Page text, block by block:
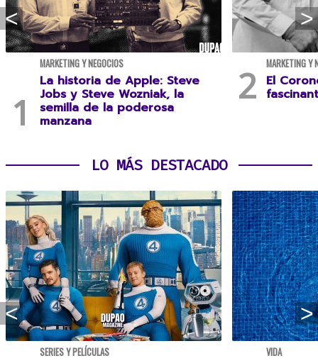
MARKETING Y NEGOCIOS
La historia de Apple: Steve
Jobs y Steve Wozniak, la
semilla de la poderosa
manzana
MARKETING Y
El
LO MÁS DESTACADO
SERIES Y PELÍCULAS VIDA